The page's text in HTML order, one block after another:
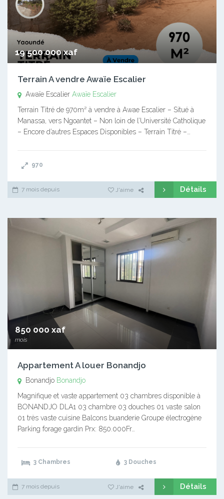
19 500 000 xaf
Terrain A vendre Awaïe Escalier
Awaïe Escalier Awaïe Escalier
Terrain Titré de 970m² à vendre à Awae Escalier – Situé à
Manassa, vers Ngoantet – Non loin de l’Université Catholique
– Encore d’autres Espaces Disponibles – Terrain Titré –…
970
7 mois depuis J'aime Détails
850 000 xaf
mois
Appartement A louer Bonandjo
Bonandjo Bonandjo
Magnifique et vaste appartement 03 chambres disponible à
BONANDJO DLA1 03 chambre 03 douches 01 vaste salon
01 très vaste cuisine Balcons buanderie Groupe électrogène
Parking forage gardin Prx: 850.000Fr…
3 Chambres 3 Douches
7 mois depuis J'aime Détails